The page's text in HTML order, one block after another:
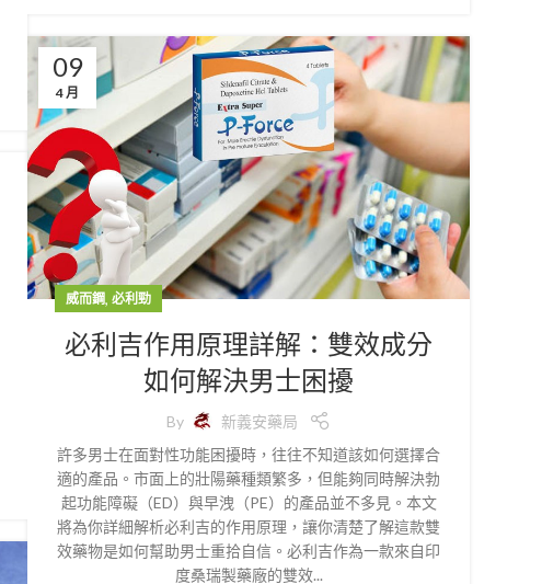
09
4 月
威而鋼, 必利勁
必利吉作用原理詳解：雙效成分
如何解決男士困擾
By
新義安藥局
許多男士在面對性功能困擾時，往往不知道該如何選擇合
適的產品。市面上的壯陽藥種類繁多，但能夠同時解決勃
起功能障礙（ED）與早洩（PE）的產品並不多見。本文
將為你詳細解析必利吉的作用原理，讓你清楚了解這款雙
效藥物是如何幫助男士重拾自信。必利吉作為一款來自印
度桑瑞製藥廠的雙效...